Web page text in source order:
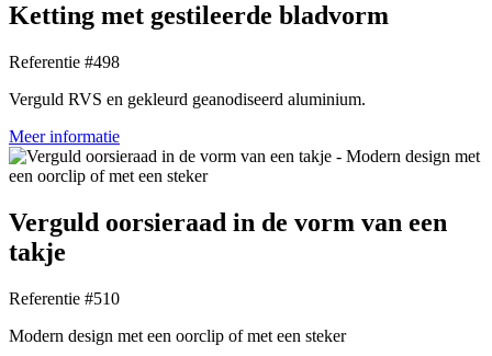
Ketting met gestileerde bladvorm
Referentie #498
Verguld RVS en gekleurd geanodiseerd aluminium.
Meer informatie
Verguld oorsieraad in de vorm van een
takje
Referentie #510
Modern design met een oorclip of met een steker